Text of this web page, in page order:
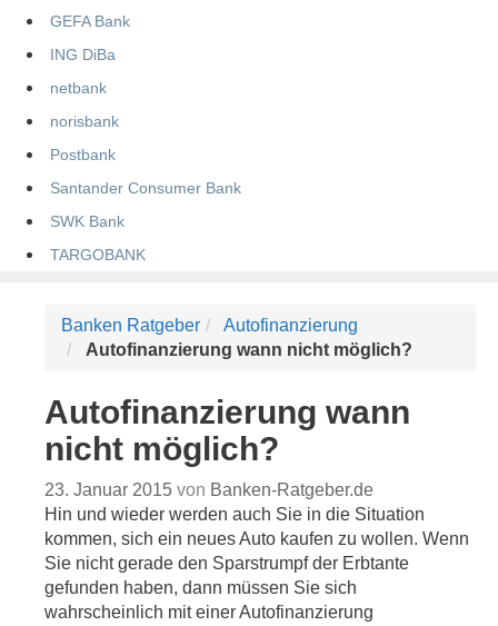
GEFA Bank
ING DiBa
netbank
norisbank
Postbank
Santander Consumer Bank
SWK Bank
TARGOBANK
Banken Ratgeber
Autofinanzierung
Autofinanzierung wann nicht möglich?
Autofinanzierung wann
nicht möglich?
23. Januar 2015 von Banken-Ratgeber.de
Hin und wieder werden auch Sie in die Situation
kommen, sich ein neues Auto kaufen zu wollen. Wenn
Sie nicht gerade den Sparstrumpf der Erbtante
gefunden haben, dann müssen Sie sich
wahrscheinlich mit einer Autofinanzierung